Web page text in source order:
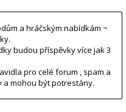
a hráčským nabídkám ~
budou příspěvky více jak 3
pro celé forum , spam a
mohou být potrestány.